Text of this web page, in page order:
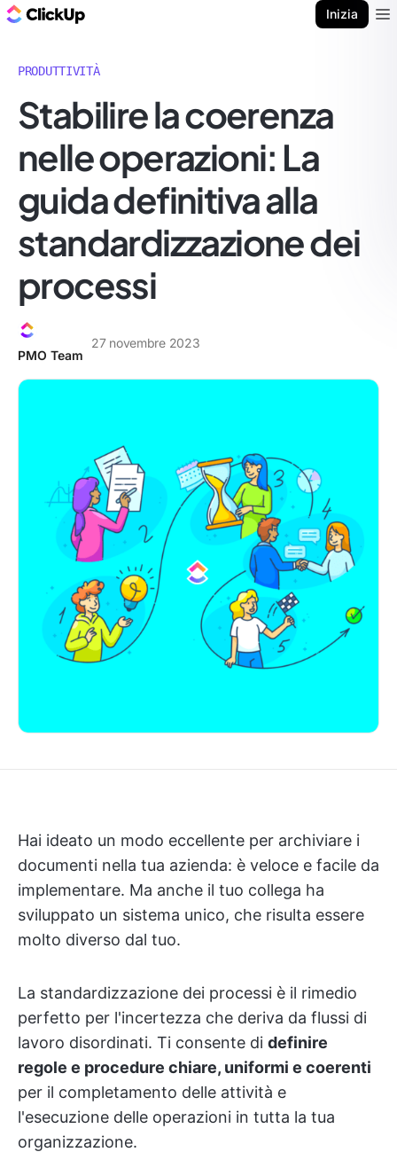
Inizia
PRODUTTIVITÀ
Stabilire la coerenza
nelle operazioni: La
guida definitiva alla
standardizzazione dei
processi
PMO Team
27 novembre 2023
Hai ideato un modo eccellente per archiviare i
documenti nella tua azienda: è veloce e facile da
implementare. Ma anche il tuo collega ha
sviluppato un sistema unico, che risulta essere
molto diverso dal tuo.
La standardizzazione dei processi è il rimedio
perfetto per l'incertezza che deriva da flussi di
lavoro disordinati. Ti consente di definire
regole e procedure chiare, uniformi e coerenti
per il completamento delle attività e
l'esecuzione delle operazioni in tutta la tua
organizzazione.